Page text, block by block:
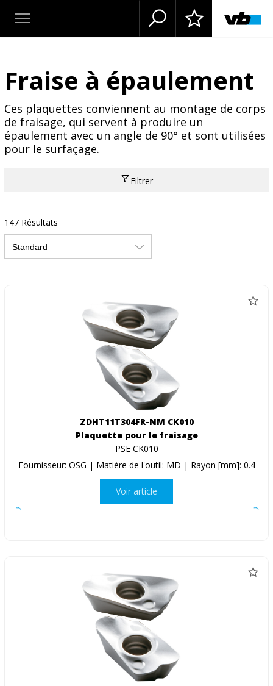
Fraise à épaulement
Ces plaquettes conviennent au montage de corps
de fraisage, qui servent à produire un
épaulement avec un angle de 90° et sont utilisées
pour le surfaçage.
Filtrer
147 Résultats
ZDHT11T304FR-NM CK010
Plaquette pour le fraisage
PSE CK010
Fournisseur: OSG | Matière de l'outil: MD | Rayon [mm]: 0.4
Voir article